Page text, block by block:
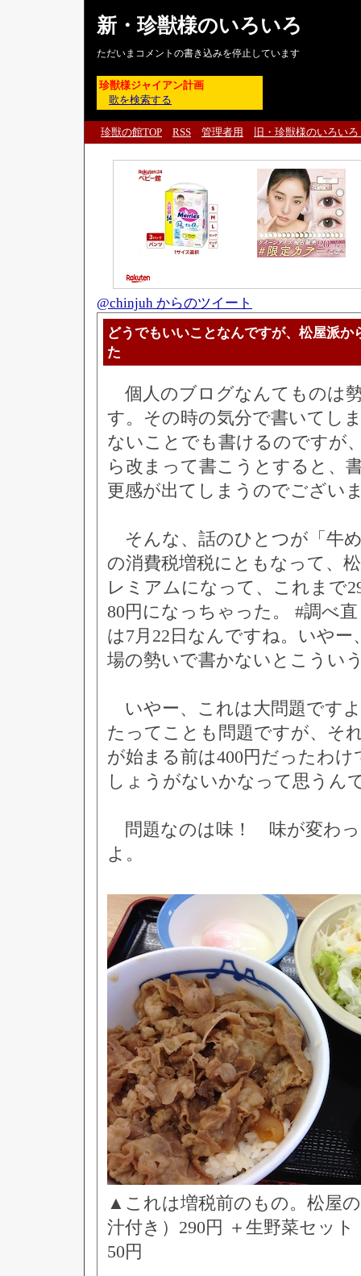
新・珍獣様のいろいろ
ただいまコメントの書き込みを停止しています
珍獣様ジャイアン計画
歌を検索する
珍獣の館TOP RSS 管理者用 旧・珍獣様のいろい
@chinjuh からのツイート
どうでもいいことなんですが、松屋派か
た
個人のブログなんてものは
す。その時の気分で書いてし
ないことでも書けるのですが
ら改まって書こうとすると、
更感が出てしまうのでござい
そんな、話のひとつが「牛
の消費税増税にともなって、
レミアムになって、これまで
80円になっちゃった。 #調べ
は7月22日なんですね。いや
場の勢いで書かないとこうい
いやー、これは大問題です
たってことも問題ですが、そ
が始まる前は400円だったわ
しょうがないかなって思うん
問題なのは味！ 味が変わっ
よ。
▲これは増税前のもの。松屋
汁付き）290円 ＋生野菜セット
50円